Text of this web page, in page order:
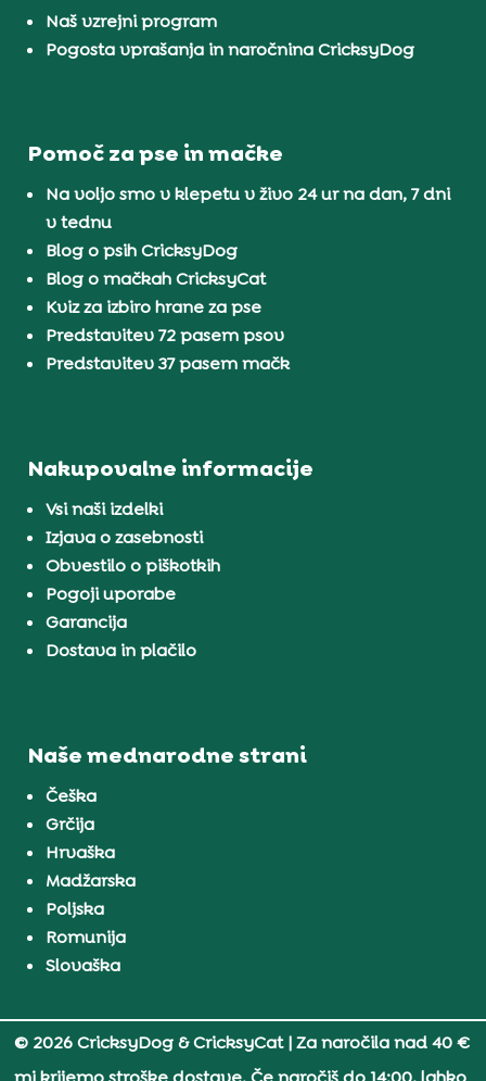
Naš vzrejni program
Pogosta vprašanja in naročnina CricksyDog
Pomoč za pse in mačke
Na voljo smo v klepetu v živo 24 ur na dan, 7 dni
v tednu
Blog o psih CricksyDog
Blog o mačkah CricksyCat
Kviz za izbiro hrane za pse
Predstavitev 72 pasem psov
Predstavitev 37 pasem mačk
Nakupovalne informacije
Vsi naši izdelki
Izjava o zasebnosti
Obvestilo o piškotkih
Pogoji uporabe
Garancija
Dostava in plačilo
Naše mednarodne strani
Češka
Grčija
Hrvaška
Madžarska
Poljska
Romunija
Slovaška
© 2026 CricksyDog & CricksyCat| Za naročila nad 40 €